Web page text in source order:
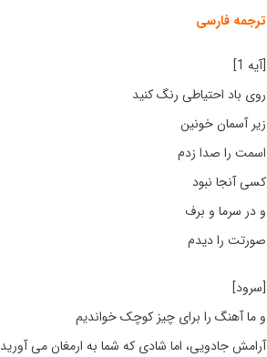
ترجمه فارسی
[آیه 1]
روی باد احتیاطی رنگ کنید
زیر آسمان خونین
اسمت را صدا زدم
کسی آنجا نبود
و در سرما و برف
صورتت را دیدم
[سرود]
و ما آهنگ را برای چیز کوچک خواندیم
آرامش جادویی، اما شادی که شما به ارمغان می آورید